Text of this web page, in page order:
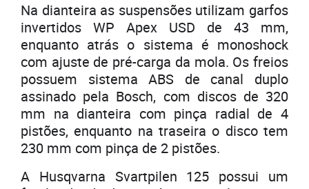
Na dianteira as suspensões utilizam garfos
invertidos WP Apex USD de 43 mm,
enquanto atrás o sistema é monoshock
com ajuste de pré-carga da mola. Os freios
possuem sistema ABS de canal duplo
assinado pela Bosch, com discos de 320
mm na dianteira com pinça radial de 4
pistões, enquanto na traseira o disco tem
230 mm com pinça de 2 pistões.
A Husqvarna Svartpilen 125 possui um